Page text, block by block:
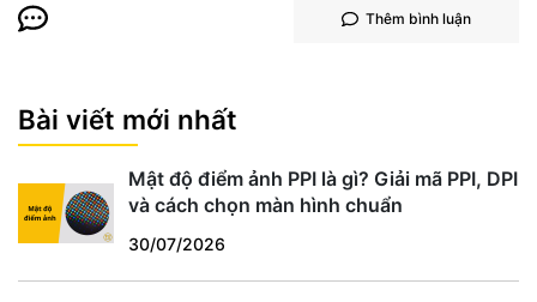
Thêm bình luận
Bài viết mới nhất
Mật độ điểm ảnh PPI là gì? Giải mã PPI, DPI
và cách chọn màn hình chuẩn
30/07/2026